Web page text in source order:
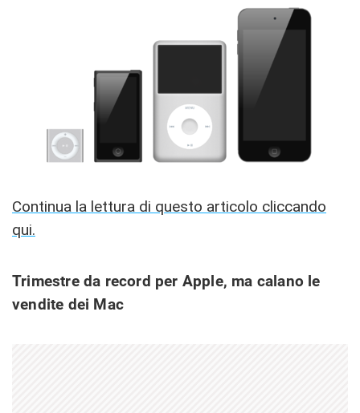
Continua la lettura di questo articolo cliccando
qui.
Trimestre da record per Apple, ma calano le
vendite dei Mac